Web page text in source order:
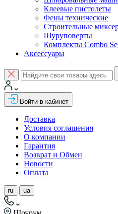
Клеевые пистолеты
Фены технические
Строительные
Шуруповерты
Комплекты Combo
Аксессуары
Войти в кабинет
Доставка
Условия соглашения
О компании
Гарантия
Возврат и Обмен
Новости
Оплата
ru ua